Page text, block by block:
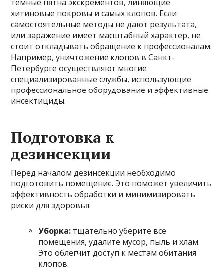
темные пятна экскрементов, линяющие
хитиновые покровы и самых клопов. Если
самостоятельные методы не дают результата,
или заражение имеет масштабный характер, не
стоит откладывать обращение к профессионалам.
Например,уничтожение клопов в Санкт-
Петербурге осуществляют многие
специализированные службы, использующие
профессиональное оборудование и эффективные
инсектициды.
Подготовка к
дезинсекции
Перед началом дезинсекции необходимо
подготовить помещение. Это поможет увеличить
эффективность обработки и минимизировать
риски для здоровья.
Уборка: тщательно уберите все
помещения, удалите мусор, пыль и хлам.
Это облегчит доступ к местам обитания
клопов.